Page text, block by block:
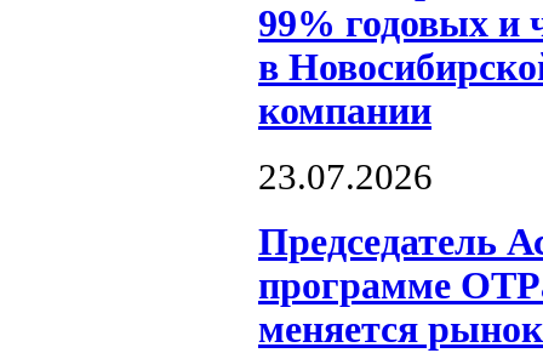
99% годовых и
в
компании
23.07.2026
Председатель
программе
меняется